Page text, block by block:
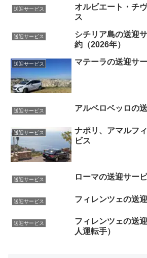
送迎サービス
オルビエート・チ
ス
送迎サービス
シチリア島の送迎
約（2026年）
送迎サービス マテーラの送迎サ
送迎サービス アルベロベッロの
送迎サービス
ナポリ、アマルフ
ビス
送迎サービス ローマの送迎サー
送迎サービス フィレンツェの送
送迎サービス
フィレンツェの送
人運転手）